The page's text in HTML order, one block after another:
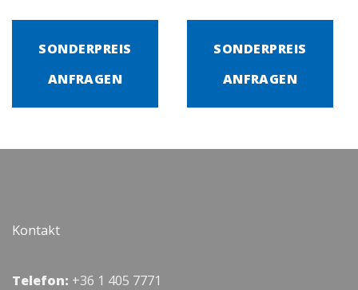
SONDERPREIS
ANFRAGEN
SONDERPREIS
ANFRAGEN
Kontakt
Telefon: +36 1 405 7771